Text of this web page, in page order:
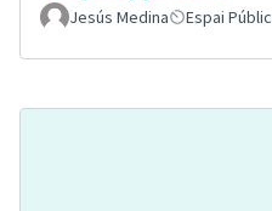
Jesús Medina
Espai Públic